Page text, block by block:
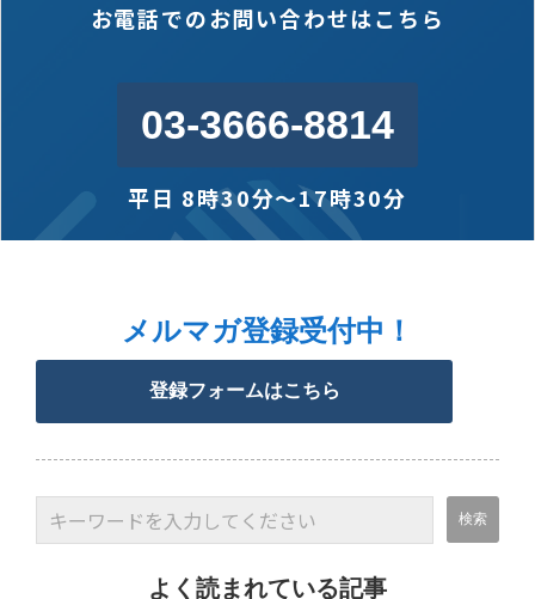
お電話でのお問い合わせはこちら
03-3666-8814
平日 8時30分〜17時30分
メルマガ登録受付中！
登録フォームはこちら
よく読まれている記事